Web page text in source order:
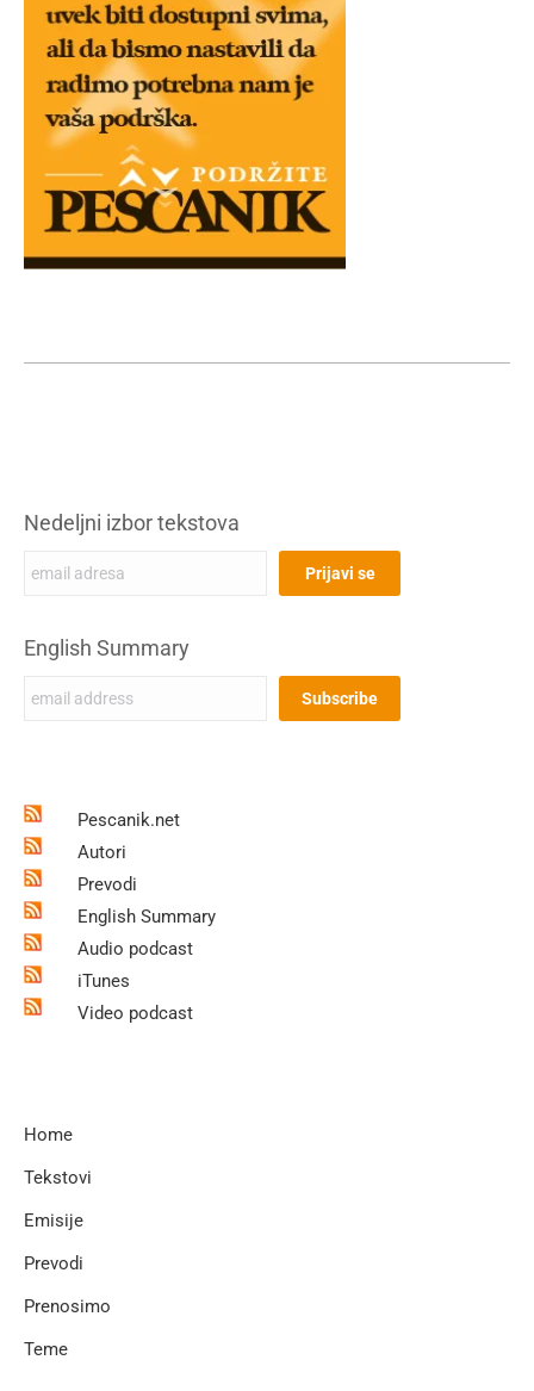
Nedeljni izbor tekstova
English Summary
Pescanik.net
Autori
Prevodi
English Summary
Audio podcast
iTunes
Video podcast
Home
Tekstovi
Emisije
Prevodi
Prenosimo
Teme